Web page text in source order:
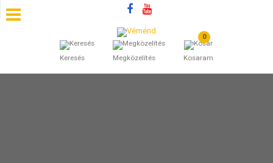
Keresés Megközelítés
0
Kosaram
SZÁLLÁSOK
BEJEGYZÉSEK